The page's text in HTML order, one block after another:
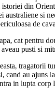
istoriei din
si
de
cat pentru
pusti si
tragatorii
cand au ajuns
in lupta corp